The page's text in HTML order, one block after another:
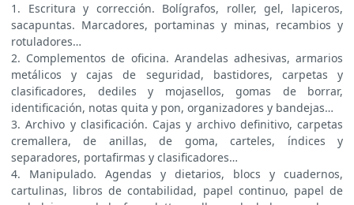
1. Escritura y corrección. Bolígrafos, roller, gel, lapiceros,
sacapuntas. Marcadores, portaminas y minas, recambios y
rotuladores…
2. Complementos de oficina. Arandelas adhesivas, armarios
metálicos y cajas de seguridad, bastidores, carpetas y
clasificadores, dediles y mojasellos, gomas de borrar,
identificación, notas quita y pon, organizadores y bandejas…
3. Archivo y clasificación. Cajas y archivo definitivo, carpetas
cremallera, de anillas, de goma, carteles, índices y
separadores, portafirmas y clasificadores…
4. Manipulado. Agendas y dietarios, blocs y cuadernos,
cartulinas, libros de contabilidad, papel continuo, papel de